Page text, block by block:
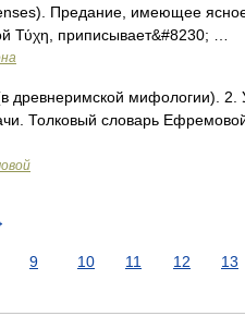
Предание, имеющее
Τύχη, приписывает&#8230; …
древнеримской мифологии). 2.
Толковый словарь
9 10 11 12 13